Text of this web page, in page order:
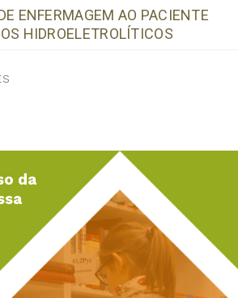
ENFERMAGEM AO PACIENTE
HIDROELETROLÍTICOS
da